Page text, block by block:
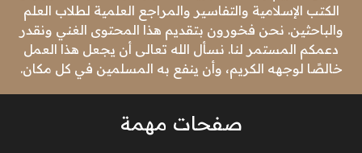
الكتب الإسلامية والتفاسير والمراجع العلمية لطلاب العلم
والباحثين. نحن فخورون بتقديم هذا المحتوى الغني ونقدر
دعمكم المستمر لنا. نسأل الله تعالى أن يجعل هذا العمل
خالصًا لوجهه الكريم، وأن ينفع به المسلمين في كل مكان.
صفحات مهمة